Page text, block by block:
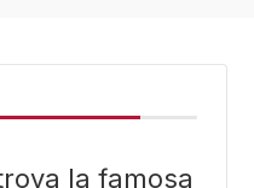
la famosa